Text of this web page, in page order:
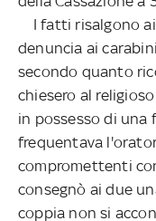
I fatti risalgono ai
denuncia ai
secondo quanto
chiesero al
in possesso di una
frequentava
compromettenti
consegnò ai due
coppia non si